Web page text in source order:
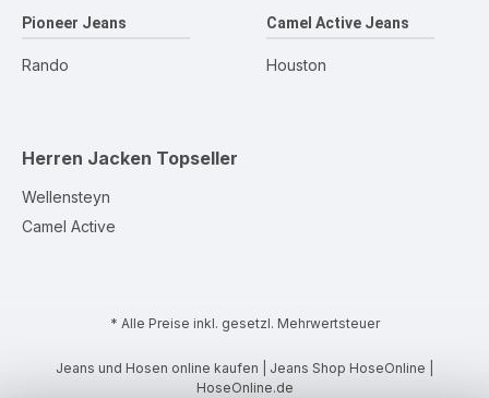
Pioneer Jeans
Rando
Camel Active Jeans
Houston
Herren Jacken Topseller
Wellensteyn
Camel Active
* Alle Preise inkl. gesetzl. Mehrwertsteuer
Jeans und Hosen online kaufen | Jeans Shop HoseOnline |
HoseOnline.de